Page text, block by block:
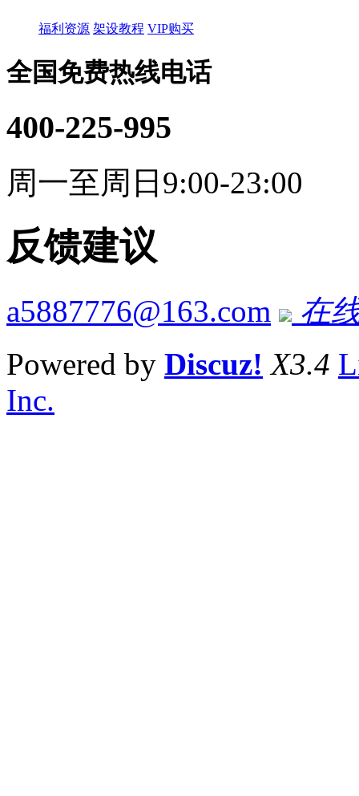
福利资源 架设教程 VIP购买
全国免费热线电话
400-225-995
周一至周日9:00-23:00
反馈建议
a5887776@163.com
在
Powered by Discuz! X3.4
Inc.